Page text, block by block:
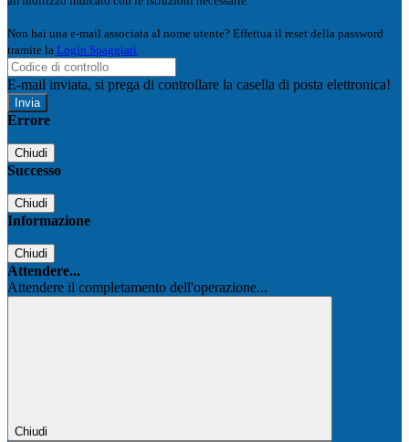
Non hai una e-mail associata al nome utente? Effettua il reset della password
tramite la Login Spaggiari
E-mail inviata, si prega di controllare la casella di posta elettronica!
Errore
Chiudi
Successo
Chiudi
Informazione
Chiudi
Attendere...
Attendere il completamento dell'operazione...
Chiudi